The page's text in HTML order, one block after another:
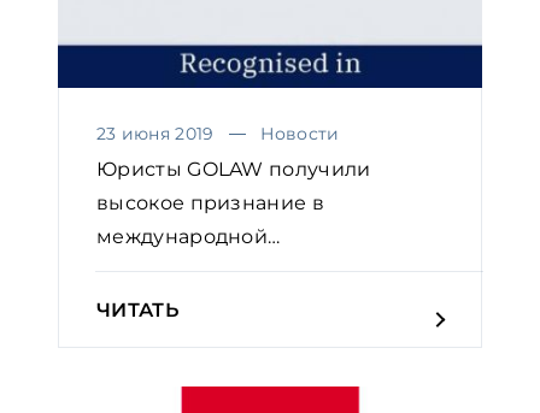
23 июня 2019 Новости
Юристы GOLAW получили
высокое признание в
международной
исследовательской програ...
ЧИТАТЬ